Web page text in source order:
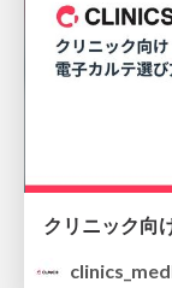
クリニック向